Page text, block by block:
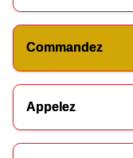
Commandez
Appelez